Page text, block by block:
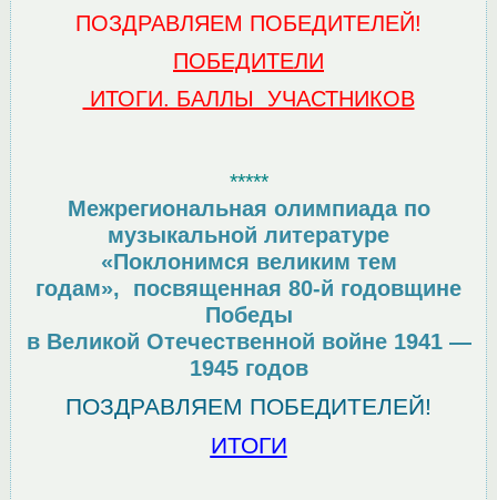
ПОЗДРАВЛЯЕМ ПОБЕДИТЕЛЕЙ!
ПОБЕДИТЕЛИ
ИТОГИ. БАЛЛЫ УЧАСТНИКОВ
*****
Межрегиональная олимпиада по
музыкальной литературе
«Поклонимся великим тем
годам»,
посвященная 80-й годовщине
Победы
в Великой Отечественной войне 1941 —
1945 годов
ПОЗДРАВЛЯЕМ ПОБЕДИТЕЛЕЙ!
ИТОГИ